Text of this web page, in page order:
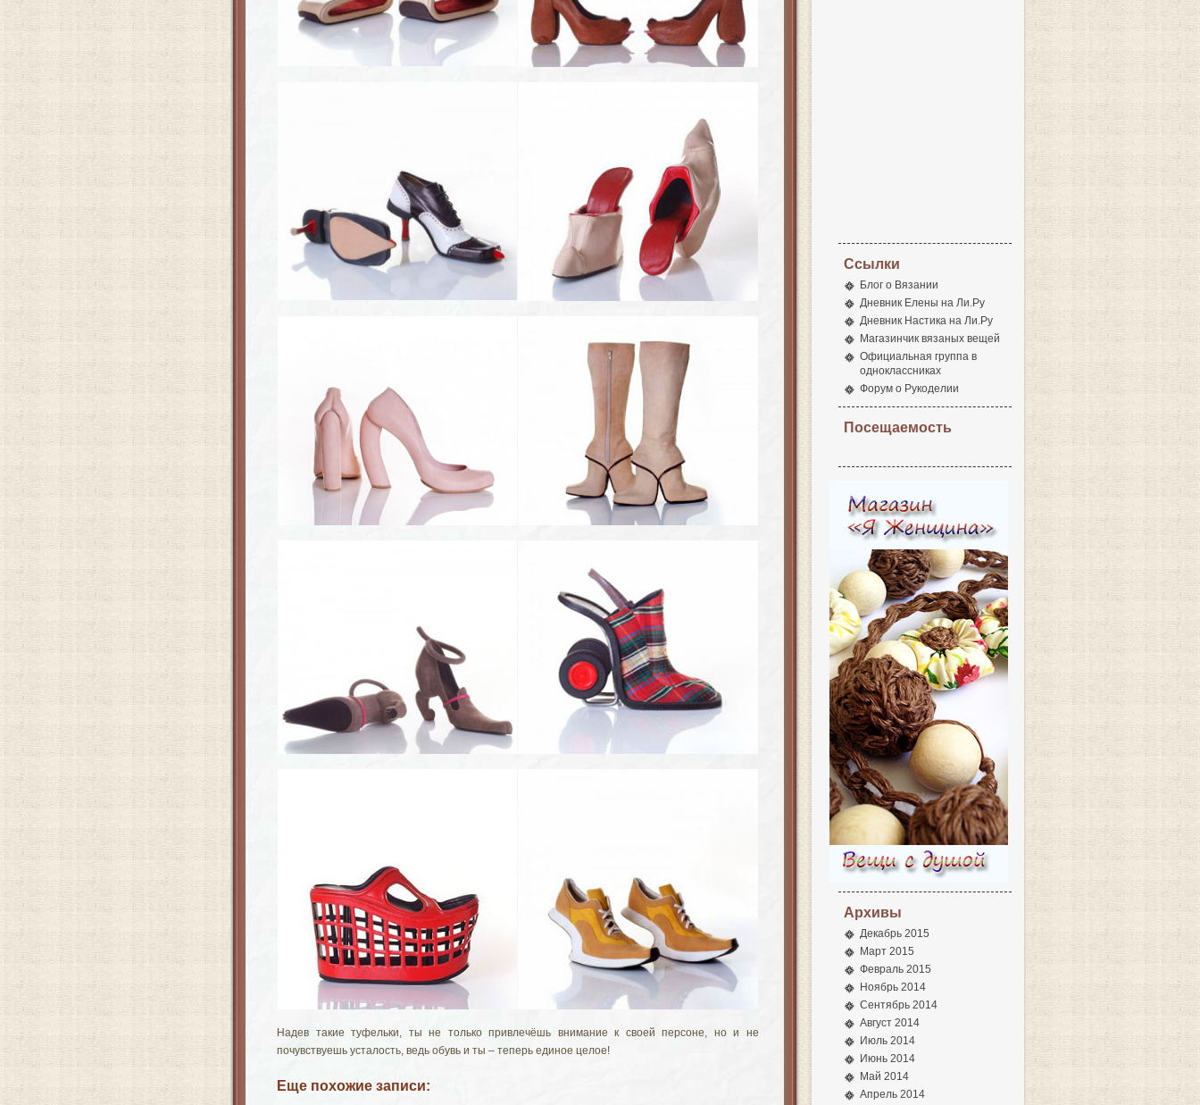
Надев такие туфельки, ты не только привлечёшь внимание к своей персоне, но и не
почувствуешь усталость, ведь обувь и ты – теперь единое целое!
Еще похожие записи:
Ссылки
Блог о Вязании
Дневник Елены на Ли.Ру
Дневник Настика на Ли.Ру
Магазинчик вязаных вещей
Официальная группа в
одноклассниках
Форум о Рукоделии
Посещаемость
Архивы
Декабрь 2015
Март 2015
Февраль 2015
Ноябрь 2014
Сентябрь 2014
Август 2014
Июль 2014
Июнь 2014
Май 2014
Апрель 2014